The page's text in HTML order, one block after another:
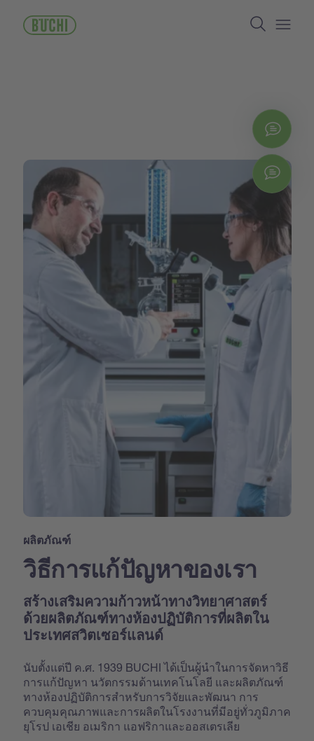
Search
ผลิตภัณฑ์
วิธีการแก้ปัญหาของเรา
สร้างเสริมความก้าวหน้าทางวิทยาศาสตร์
ด้วยผลิตภัณฑ์ทางห้องปฏิบัติการที่ผลิตใน
ประเทศสวิตเซอร์แลนด์
นับตั้งแต่ปี ค.ศ. 1939 BUCHI ได้เป็นผู้นำในการจัดหาวิธี
การแก้ปัญหา นวัตกรรมด้านเทคโนโลยี และผลิตภัณฑ์
ทางห้องปฏิบัติการสำหรับการวิจัยและพัฒนา การ
ควบคุมคุณภาพและการผลิตในโรงงานที่มีอยู่ทั่วภูมิภาค
ยุโรป เอเชีย อเมริกา แอฟริกาและออสเตรเลีย